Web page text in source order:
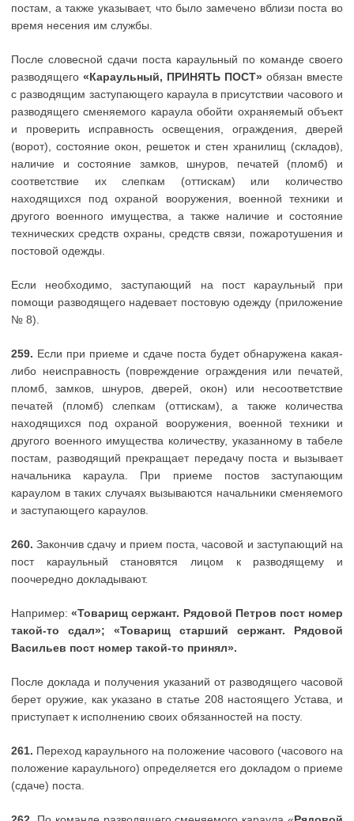
постам, а также указывает, что было замечено вблизи поста во
время несения им службы.
После словесной сдачи поста караульный по команде своего
разводящего «Караульный, ПРИНЯТЬ ПОСТ» обязан вместе
с разводящим заступающего караула в присутствии часового и
разводящего сменяемого караула обойти охраняемый объект
и проверить исправность освещения, ограждения, дверей
(ворот), состояние окон, решеток и стен хранилищ (складов),
наличие и состояние замков, шнуров, печатей (пломб) и
соответствие их слепкам (оттискам) или количество
находящихся под охраной вооружения, военной техники и
другого военного имущества, а также наличие и состояние
технических средств охраны, средств связи, пожаротушения и
постовой одежды.
Если необходимо, заступающий на пост караульный при
помощи разводящего надевает постовую одежду (приложение
№ 8).
259. Если при приеме и сдаче поста будет обнаружена какая-
либо неисправность (повреждение ограждения или печатей,
пломб, замков, шнуров, дверей, окон) или несоответствие
печатей (пломб) слепкам (оттискам), а также количества
находящихся под охраной вооружения, военной техники и
другого военного имущества количеству, указанному в табеле
постам, разводящий прекращает передачу поста и вызывает
начальника караула. При приеме постов заступающим
караулом в таких случаях вызываются начальники сменяемого
и заступающего караулов.
260. Закончив сдачу и прием поста, часовой и заступающий на
пост караульный становятся лицом к разводящему и
поочередно докладывают.
Например:«Товарищ сержант. Рядовой Петров пост номер
такой-то сдал»; «Товарищ старший сержант. Рядовой
Васильев пост номер такой-то принял».
После доклада и получения указаний от разводящего часовой
берет оружие, как указано в статье 208 настоящего Устава, и
приступает к исполнению своих обязанностей на посту.
261. Переход караульного на положение часового (часового на
положение караульного) определяется его докладом о приеме
(сдаче) поста.